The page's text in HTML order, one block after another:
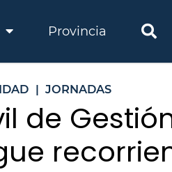
Provincia
| JORNADAS
de